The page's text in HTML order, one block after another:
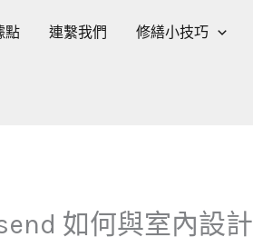
點 連繫我們 修繕小技巧
如何與室內設